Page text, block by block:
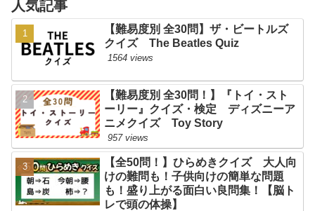
人気記事
【難易度別 全30問】ザ・ビートルズ
クイズ The Beatles Quiz
1564 views
【難易度別 全30問！】『トイ・スト
ーリー』クイズ・検定 ディズニーア
ニメクイズ Toy Story
957 views
【全50問！】ひらめきクイズ 大人向
けの難問も！子供向けの簡単な問題
も！盛り上がる面白い良問集！【脳ト
レで頭の体操】